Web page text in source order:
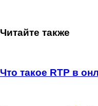
Читайте также
Что такое RTP в